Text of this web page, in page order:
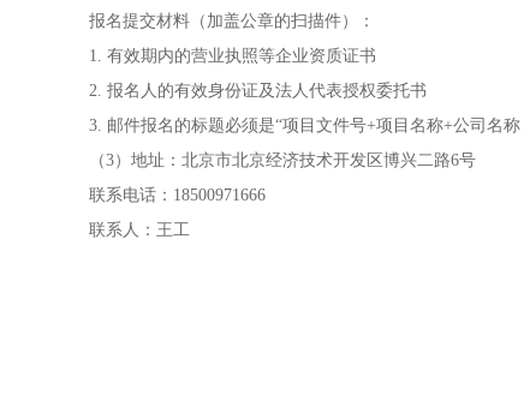
报名提交材料（加盖公章的扫描件）：
1. 有效期内的营业执照等企业资质证书
2. 报名人的有效身份证及法人代表授权委托书
3. 邮件报名的标题必须是“项目文件号+项目名称+公司名称
（3）地址：北京市北京经济技术开发区博兴二路6号
联系电话：18500971666
联系人：王工